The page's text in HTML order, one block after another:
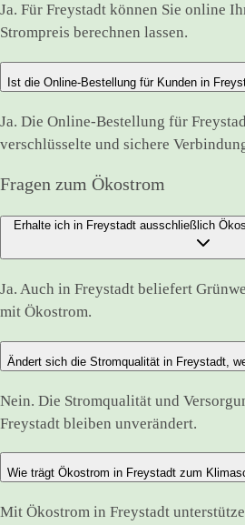
Ja. Für Freystadt können Sie online
Strompreis berechnen lassen.
Ist die Online-Bestellung für Kunden in
Ja. Die Online-Bestellung für
verschlüsselte und sichere
Fragen zum Ökostrom
Erhalte ich in Freystadt ausschließlich
Ja. Auch in Freystadt beliefert
mit Ökostrom.
Ändert sich die Stromqualität in Freystadt,
Nein. Die Stromqualität und
Freystadt bleiben unverändert.
Wie trägt Ökostrom in Freystadt zum
Mit Ökostrom in Freystadt